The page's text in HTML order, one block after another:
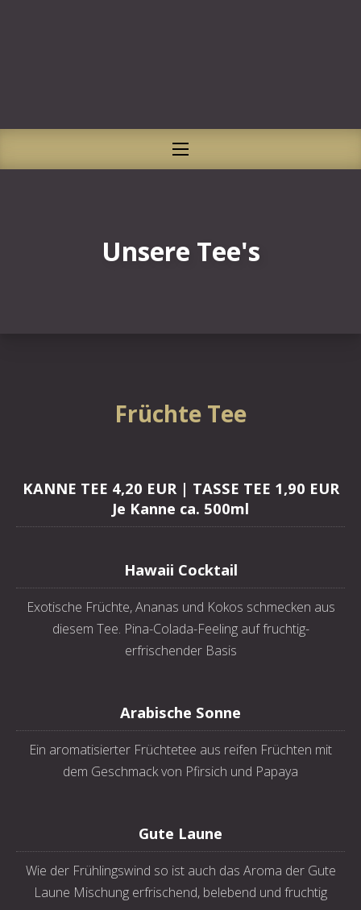
NAVIGATION
Unsere Tee's
Früchte Tee
KANNE TEE 4,20 EUR | TASSE TEE 1,90 EUR
Je Kanne ca. 500ml
Hawaii Cocktail
Exotische Früchte, Ananas und Kokos schmecken aus
diesem Tee. Pina-Colada-Feeling auf fruchtig-
erfrischender Basis
Arabische Sonne
Ein aromatisierter Früchtetee aus reifen Früchten mit
dem Geschmack von Pfirsich und Papaya
Gute Laune
Wie der Frühlingswind so ist auch das Aroma der Gute
Laune Mischung erfrischend, belebend und fruchtig